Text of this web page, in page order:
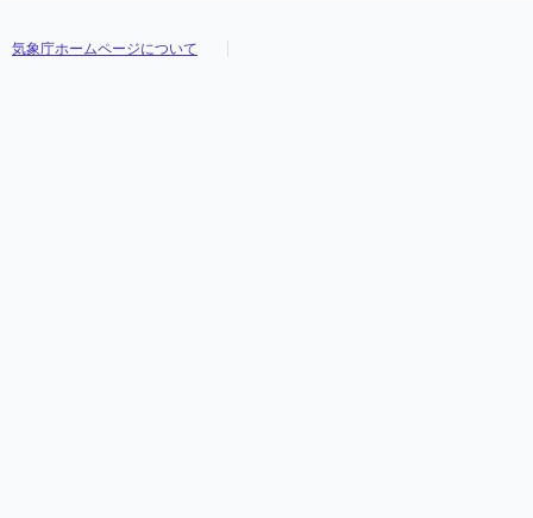
気象庁ホームページについて